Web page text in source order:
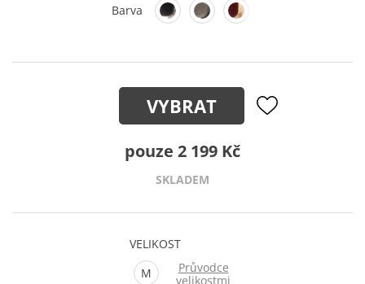
Barva
VYBRAT
pouze 2 199 Kč
SKLADEM
VELIKOST
M
Průvodce
velikostmi